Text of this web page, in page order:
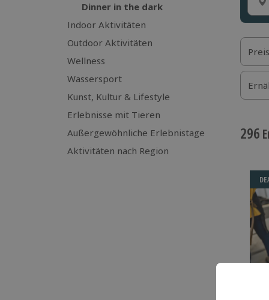
Dinner in the dark
Indoor Aktivitäten
Outdoor Aktivitäten
Wellness
Wassersport
Kunst, Kultur & Lifestyle
Erlebnisse mit Tieren
Außergewöhnliche Erlebnistage
Aktivitäten nach Region
Preis
296